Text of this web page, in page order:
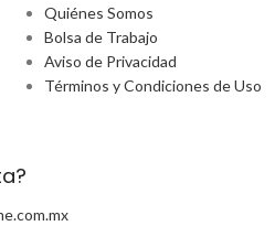
Quiénes Somos
Bolsa de Trabajo
Aviso de Privacidad
Términos y Condiciones de Uso